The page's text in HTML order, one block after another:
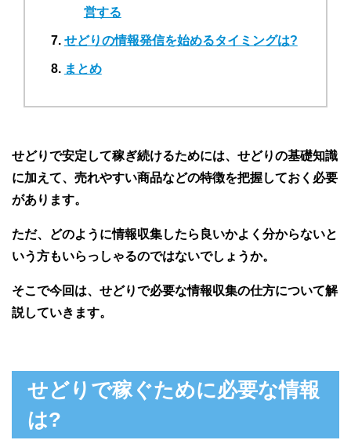
営する
せどりの情報発信を始めるタイミングは?
まとめ
せどりで安定して稼ぎ続けるためには、せどりの基礎知識
に加えて、売れやすい商品などの特徴を把握しておく必要
があります。
ただ、どのように情報収集したら良いかよく分からないと
いう方もいらっしゃるのではないでしょうか。
そこで今回は、せどりで必要な情報収集の仕方について解
説していきます。
せどりで稼ぐために必要な情報
は?